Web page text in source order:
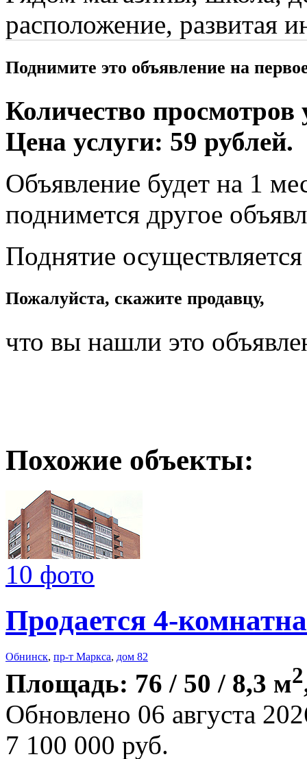
расположение, развитая
Поднимите это объявление на
Количество просмотров
Цена услуги: 59 рублей.
Объявление будет на 1
поднимется другое
Поднятие
Пожалуйста, скажите продавцу,
что вы нашли это
Похожие объекты:
10 фото
Продается 4-
Обнинск, пр-т Маркса, дом 82
Площадь: 76 / 50 / 8,3 м2
Обновлено 06 августа
7 100 000 руб.